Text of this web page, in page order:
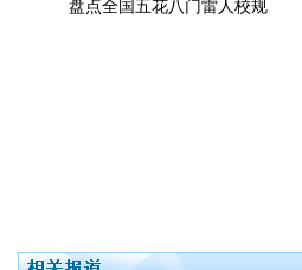
盘点全国五花八门雷人校规